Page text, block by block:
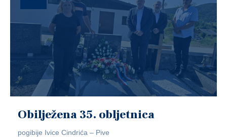
Obilježena 35. obljetnica
pogibije Ivice Cindrića – Pive